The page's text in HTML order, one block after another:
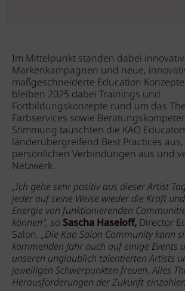
Im Mittelpunkt standen dabei
Markenkampagnen und neue,
maßgeschneiderte Education
bleiben 2025 dabei Trainings und
Fortbildungskonzepte rund um das
Farbservices sowie
Stimmung tauschten die KAO
länderübergreifend Best Practices
persönlichen Verbindungen aus und
Netzwerk.
„Ich gehe sehr positiv aus dieser Artist
jeder auf seine Weise wieder die Kraft
Energie von funktionierenden
können“, so Sascha Haseloff, Director
Salon.„Die Kao Salon Community kann
kommenden Jahr auch auf einige Events
unseren unglaublich talentierten Artists
jeweiligen Schwerpunkten freuen. Alles
Herausforderungen der Zukunft